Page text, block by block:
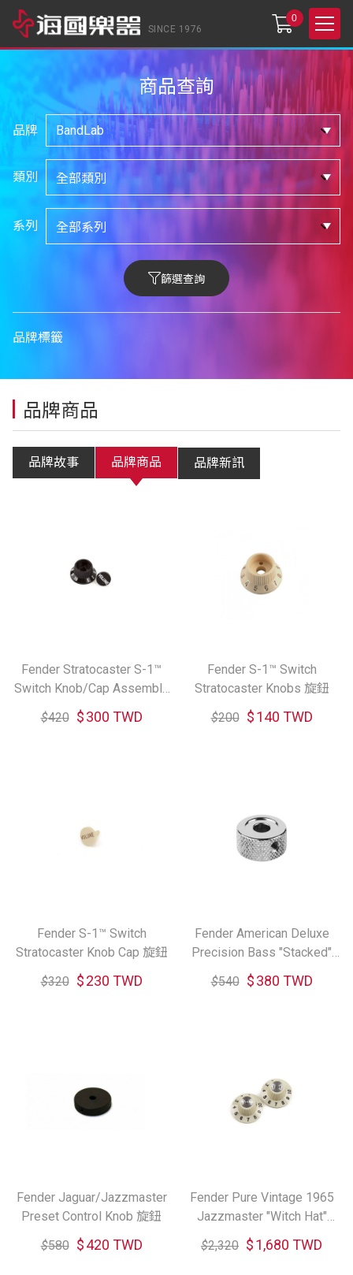
SINCE 1976
0
商品查詢
品牌
類別
系列
篩選查詢
品牌標籤
品牌商品
品牌故事 品牌商品 品牌新訊
Fender Stratocaster S-1™
Switch Knob/Cap Assembly
旋鈕
$420 $300 TWD
Fender S-1™ Switch
Stratocaster Knobs 旋鈕
$200 $140 TWD
Fender S-1™ Switch
Stratocaster Knob Cap 旋鈕
$320 $230 TWD
Fender American Deluxe
Precision Bass "Stacked"
Knob 旋鈕
$540 $380 TWD
Fender Jaguar/Jazzmaster
Preset Control Knob 旋鈕
$580 $420 TWD
Fender Pure Vintage 1965
Jazzmaster "Witch Hat"
Knob Set 旋鈕
$2,320 $1,680 TWD